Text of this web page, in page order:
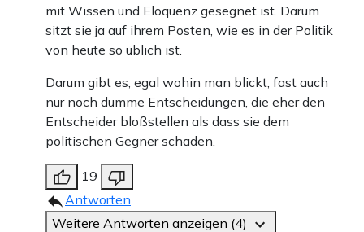
mit Wissen und Eloquenz gesegnet ist. Darum
sitzt sie ja auf ihrem Posten, wie es in der Politik
von heute so üblich ist.
Darum gibt es, egal wohin man blickt, fast auch
nur noch dumme Entscheidungen, die eher den
Entscheider bloßstellen als dass sie dem
politischen Gegner schaden.
19
Antworten
Weitere Antworten anzeigen (4)